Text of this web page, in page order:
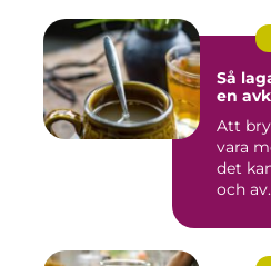
Så
en
Att
vara
det
och